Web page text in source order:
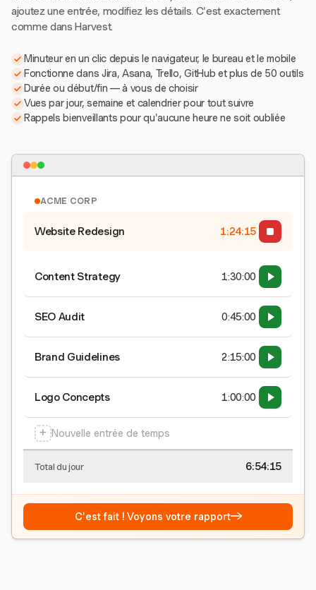
ajoutez une entrée, modifiez les détails. C'est exactement
comme dans Harvest.
Minuteur en un clic depuis le navigateur, le bureau et le mobile
Fonctionne dans Jira, Asana, Trello, GitHub et plus de 50 outils
Durée ou début/fin — à vous de choisir
Vues par jour, semaine et calendrier pour tout suivre
Rappels bienveillants pour qu'aucune heure ne soit oubliée
ACME CORP
Website Redesign 1:24:15
Content Strategy 1:30:00
SEO Audit 0:45:00
Brand Guidelines 2:15:00
Logo Concepts 1:00:00
+ Nouvelle entrée de temps
Total du jour 6:54:15
C'est fait ! Voyons votre rapport→